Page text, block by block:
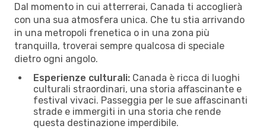
Dal momento in cui atterrerai, Canada ti accoglierà
con una sua atmosfera unica. Che tu stia arrivando
in una metropoli frenetica o in una zona più
tranquilla, troverai sempre qualcosa di speciale
dietro ogni angolo.
Esperienze culturali: Canada è ricca di luoghi
culturali straordinari, una storia affascinante e
festival vivaci. Passeggia per le sue affascinanti
strade e immergiti in una storia che rende
questa destinazione imperdibile.